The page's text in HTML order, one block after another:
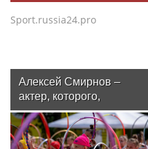
Sport.russia24.pro
Алексей Смирнов –
актер, которого,
надеюсь, еще не
забыли